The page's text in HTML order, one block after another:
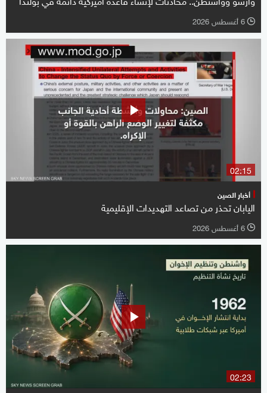
l 6 أغسطس 2026
02:15
أخبار الصين
اليابان تحذر من تصاعد التهديدات الإقليمية
l 6 أغسطس 2026
02:23